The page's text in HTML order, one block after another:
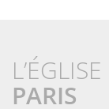
L’ÉGLISE
PARIS